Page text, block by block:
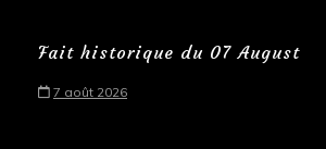
Fait historique du 07 August
7 août 2026